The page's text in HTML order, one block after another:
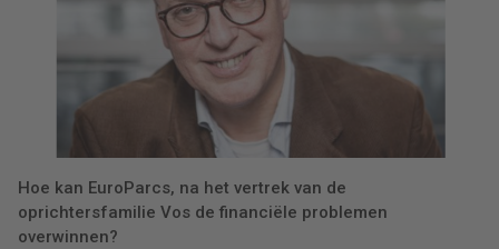
Hoe kan EuroParcs, na het vertrek van de
oprichtersfamilie Vos de financiële problemen
overwinnen?